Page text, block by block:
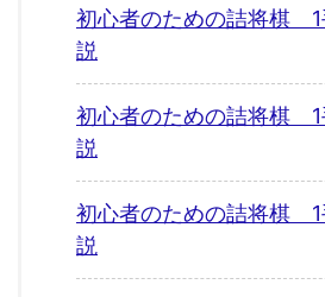
初心者のための詰将棋
説
初心者のための詰将棋
説
初心者のための詰将棋
説